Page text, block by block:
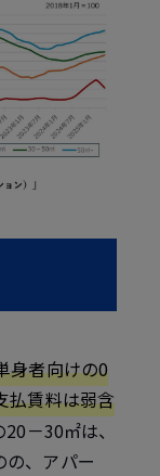
身者向けの0
払賃料は弱含
－30㎡は、
の、アパー